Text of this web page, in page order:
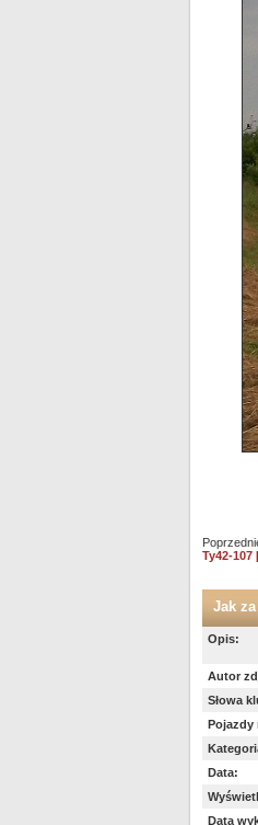
Ty42-107
Jak
Opis:
Autor
Słowa
Pojazdy
Data:
Data